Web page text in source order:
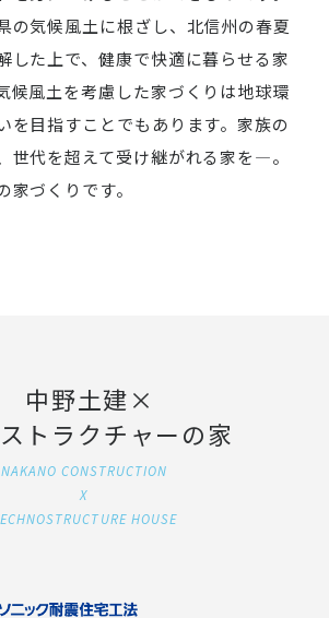
の気候風土に根ざし、北信州の春夏
した上で、健康で快適に暮らせる家
候風土を考慮した家づくりは地球環
を目指すことでもあります。家族の
世代を超えて受け継がれる家を―。
家づくりです。
中野土建×
トラクチャーの家
NAKANO CONSTRUCTION
X
HOUSE